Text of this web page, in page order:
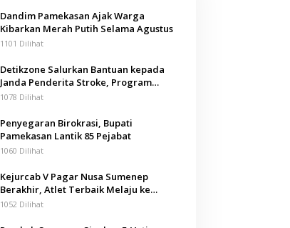
Dandim Pamekasan Ajak Warga
Kibarkan Merah Putih Selama Agustus
1101 Dilihat
Detikzone Salurkan Bantuan kepada
Janda Penderita Stroke, Program
Berbagi Masuki Hari ke-61
1078 Dilihat
Penyegaran Birokrasi, Bupati
Pamekasan Lantik 85 Pejabat
1060 Dilihat
Kejurcab V Pagar Nusa Sumenep
Berakhir, Atlet Terbaik Melaju ke
Kejurwil Jatim
1052 Dilihat